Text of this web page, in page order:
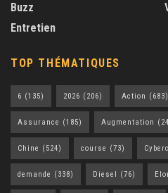
Buzz
Entretien
TOP THÉMATIQUES
6 (135) 2026 (206) Action (683)
Assurance (185) Augmentation
Chine (524) course (73)
demande (338) Diesel (76)